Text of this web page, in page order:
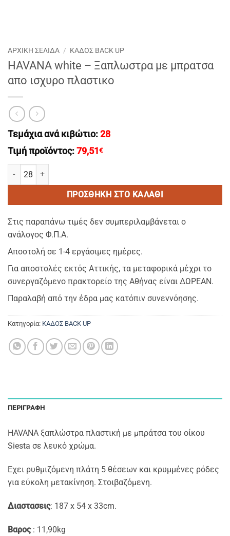
ΑΡΧΙΚΉ ΣΕΛΊΔΑ / ΚΑΔΟΣ BACK UP
HAVANA white – Ξαπλωστρα με μπρατσα
απο ισχυρο πλαστικο
Τεμάχια ανά κιβώτιο: 28
Τιμή προϊόντος: 79,51 €
HAVANA white - Ξαπλωστρα με μπρατσα απο ισχυρο πλαστικο
ΠΡΟΣΘΉΚΗ ΣΤΟ ΚΑΛΆΘΙ
Στις παραπάνω τιμές δεν συμπεριλαμβάνεται ο
ανάλογος Φ.Π.Α.
Αποστολή σε 1-4 εργάσιμες ημέρες.
Για αποστολές εκτός Αττικής, τα μεταφορικά μέχρι το
συνεργαζόμενο πρακτορείο της Αθήνας είναι ΔΩΡΕΑΝ.
Παραλαβή από την έδρα μας κατόπιν συνεννόησης.
Κατηγορία: ΚΑΔΟΣ BACK UP
ΠΕΡΙΓΡΑΦΉ
HAVANA ξαπλώστρα πλαστική με μπράτσα του οίκου
Siesta σε λευκό χρώμα.
Εχει ρυθμιζόμενη πλάτη 5 θέσεων και κρυμμένες ρόδες
για εύκολη μετακίνηση. Στοιβαζόμενη.
Διαστασεις: 187 x 54 x 33cm.
Βαρος: 11,90kg